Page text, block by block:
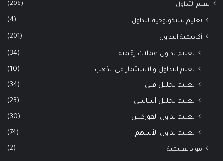
تعلم التداول (206)
تعليم سيكولوجية التداول (4)
أكاديمية التداول (201)
تعليم تداول عملات رقمية (34)
تعلم التداول والاستثمار في الذهب (10)
تعليم تحليل فني (34)
تعليم تحليل أساسي (23)
تعليم تداول الفوركس (30)
تعليم تداول الأسهم (74)
مواد تعليمية (2)